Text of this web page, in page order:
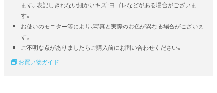
ます。表記しきれない細かいキズ・ヨゴレなどがある場合がございま
す。
お使いのモニター等により、写真と実際のお色が異なる場合がございま
す。
ご不明な点がありましたらご購入前にお問い合わせください。
お買い物ガイド